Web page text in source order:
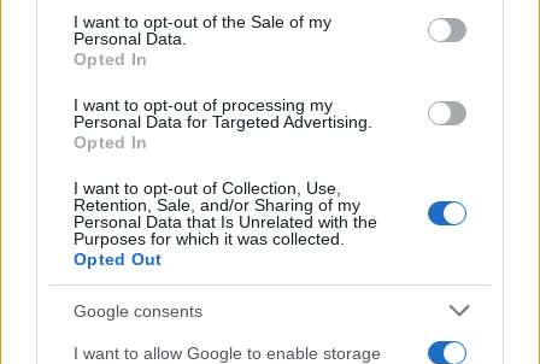
consent section.
I want to opt-out of the Sale of my
Personal Data.
Opted In
I want to opt-out of processing my
Personal Data for Targeted Advertising.
Opted In
I want to opt-out of Collection, Use,
Retention, Sale, and/or Sharing of my
Personal Data that Is Unrelated with the
Purposes for which it was collected.
Opted Out
Google consents
I want to allow Google to enable storage
Όροι Χρήσης . Το site προστατεύεται από reCAPTCHA, ισχύουν
Πολιτική
ΛΕΥΚΑΔΑ
Share:
Ακολουθήστε το Νewsit.gr στο
ενημερωθείτε πρώτοι για όλη την ειδησεογραφία και τα
τελευταία νέα
της ημέρας